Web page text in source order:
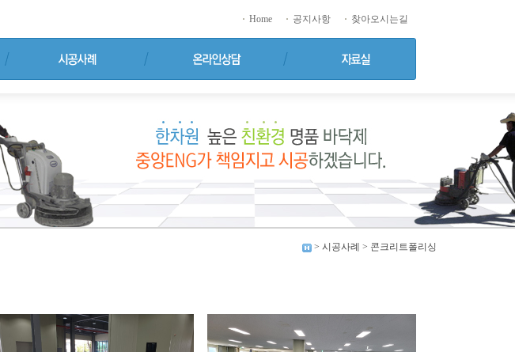
Home 공지사항 찾아오시는길
> 시공사례 > 콘크리트폴리싱